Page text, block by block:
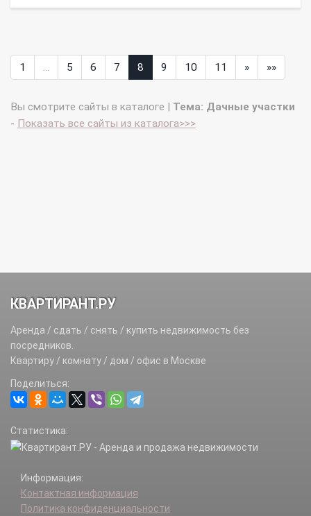
1 ... 5 6 7 8 9 10 11 » »»
Вы смотрите сайты в каталоге | Тема: Дачные участки
- Показать все сайты из каталога>>>
КВАРТИРАНТ.РУ
Аренда / сдать / снять / купить недвижимость без
посредников.
Квартиру / комнату / дом / офис в Москве
Поделиться:
Статистика:
Информация:
Контактная информация
Политика конфиденциальности